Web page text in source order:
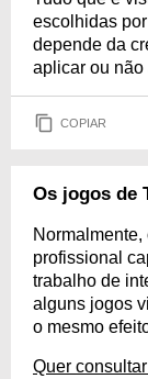
escolhidas
depende da
aplicar ou
COPIAR
Os jogos de
profissional
trabalho de
alguns jogos
o mesmo
Quer